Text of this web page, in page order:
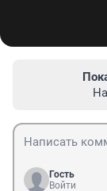
Гость
Войти